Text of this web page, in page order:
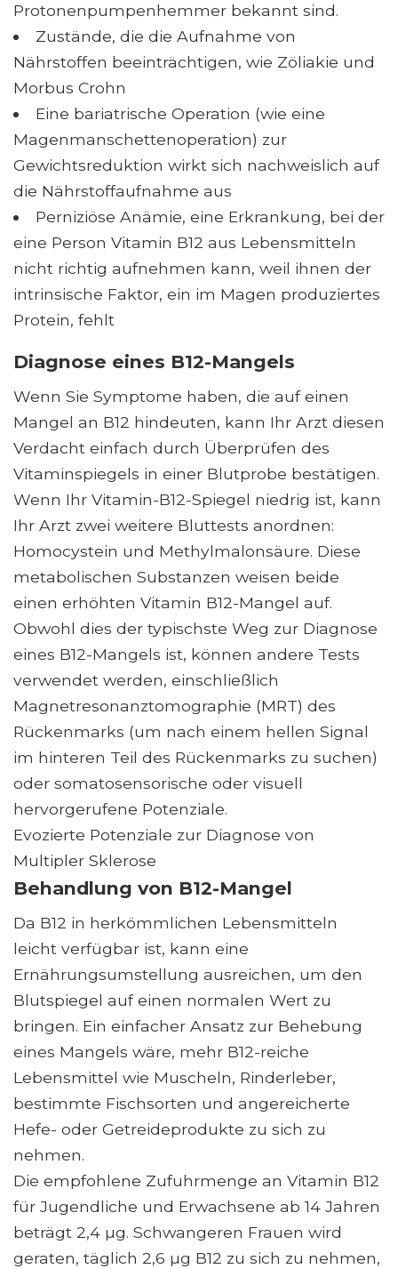
Protonenpumpenhemmer bekannt sind.
Zustände, die die Aufnahme von
Nährstoffen beeinträchtigen, wie Zöliakie und
Morbus Crohn
Eine bariatrische Operation (wie eine
Magenmanschettenoperation) zur
Gewichtsreduktion wirkt sich nachweislich auf
die Nährstoffaufnahme aus
Perniziöse Anämie, eine Erkrankung, bei der
eine Person Vitamin B12 aus Lebensmitteln
nicht richtig aufnehmen kann, weil ihnen der
intrinsische Faktor, ein im Magen produziertes
Protein, fehlt
Diagnose eines B12-Mangels
Wenn Sie Symptome haben, die auf einen
Mangel an B12 hindeuten, kann Ihr Arzt diesen
Verdacht einfach durch Überprüfen des
Vitaminspiegels in einer Blutprobe bestätigen.
Wenn Ihr Vitamin-B12-Spiegel niedrig ist, kann
Ihr Arzt zwei weitere Bluttests anordnen:
Homocystein und Methylmalonsäure. Diese
metabolischen Substanzen weisen beide
einen erhöhten Vitamin B12-Mangel auf.
Obwohl dies der typischste Weg zur Diagnose
eines B12-Mangels ist, können andere Tests
verwendet werden, einschließlich
Magnetresonanztomographie (MRT) des
Rückenmarks (um nach einem hellen Signal
im hinteren Teil des Rückenmarks zu suchen)
oder somatosensorische oder visuell
hervorgerufene Potenziale.
Evozierte Potenziale zur Diagnose von
Multipler Sklerose
Behandlung von B12-Mangel
Da B12 in herkömmlichen Lebensmitteln
leicht verfügbar ist, kann eine
Ernährungsumstellung ausreichen, um den
Blutspiegel auf einen normalen Wert zu
bringen. Ein einfacher Ansatz zur Behebung
eines Mangels wäre, mehr B12-reiche
Lebensmittel wie Muscheln, Rinderleber,
bestimmte Fischsorten und angereicherte
Hefe- oder Getreideprodukte zu sich zu
nehmen.
Die empfohlene Zufuhrmenge an Vitamin B12
für Jugendliche und Erwachsene ab 14 Jahren
beträgt 2,4 µg. Schwangeren Frauen wird
geraten, täglich 2,6 µg B12 zu sich zu nehmen,